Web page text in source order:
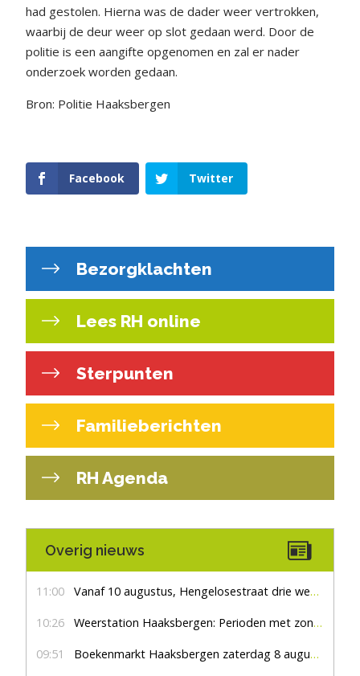
had gestolen. Hierna was de dader weer vertrokken,
waarbij de deur weer op slot gedaan werd. Door de
politie is een aangifte opgenomen en zal er nader
onderzoek worden gedaan.
Bron: Politie Haaksbergen
Facebook Twitter
Bezorgklachten
Lees RH online
Sterpunten
Familieberichten
RH Agenda
Overig nieuws
11:00 Vanaf 10 augustus, Hengelosestraat drie weken dicht voor doorgaand verkeer
10:26 Weerstation Haaksbergen: Perioden met zon en droog
09:51 Boekenmarkt Haaksbergen zaterdag 8 augustus, marktplein Haaksbergen